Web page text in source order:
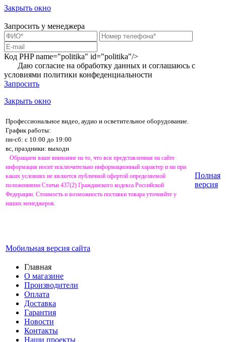
Закрыть окно
Запросить у менеджера
Код PHPname="politika" id="politika"/>
Даю согласие на обработку данных и соглашаюсь с
условиями политики конфеденциальности
Запросить
Закрыть окно
Профессиональное видео, аудио и осветительное оборудование.
График работы:
пн-сб: с 10:00 до 19:00
вс, праздники: выходн
Обращаем ваше внимание на то, что вся представленная на сайте
информация носит исключительно информационный характер и ни при
каких условиях не является публичной офертой определяемой
положениями Статьи 437(2) Гражданского кодекса Российской
Федерации. Стоимость и возможность поставки товара уточняйте у
наших менеджеров.
Мобильная версия сайта
Полная
версия
Главная
О магазине
Производители
Оплата
Доставка
Гарантия
Новости
Контакты
Наши проекты